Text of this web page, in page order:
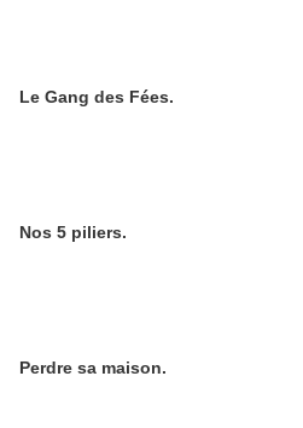
Le Gang des Fées.
Nos 5 piliers.
Perdre sa maison.